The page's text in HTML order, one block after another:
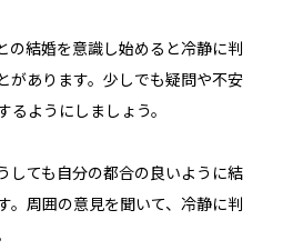
の結婚を意識し始めると冷静に判
があります。少しでも疑問や不安
るようにしましょう。
しても自分の都合の良いように結
。周囲の意見を聞いて、冷静に判